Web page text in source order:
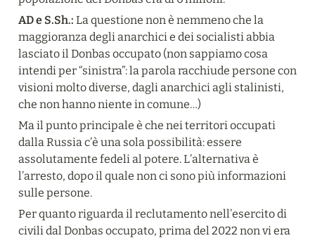
AD e S.Sh.: La questione non è nemmeno che la
maggioranza degli anarchici e dei socialisti abbia
lasciato il Donbas occupato (non sappiamo cosa
intendi per “sinistra”: la parola racchiude persone con
visioni molto diverse, dagli anarchici agli stalinisti,
che non hanno niente in comune…)
Ma il punto principale è che nei territori occupati
dalla Russia c’è una sola possibilità: essere
assolutamente fedeli al potere. L’alternativa è
l’arresto, dopo il quale non ci sono più informazioni
sulle persone.
Per quanto riguarda il reclutamento nell’esercito di
civili dal Donbas occupato, prima del 2022 non vi era